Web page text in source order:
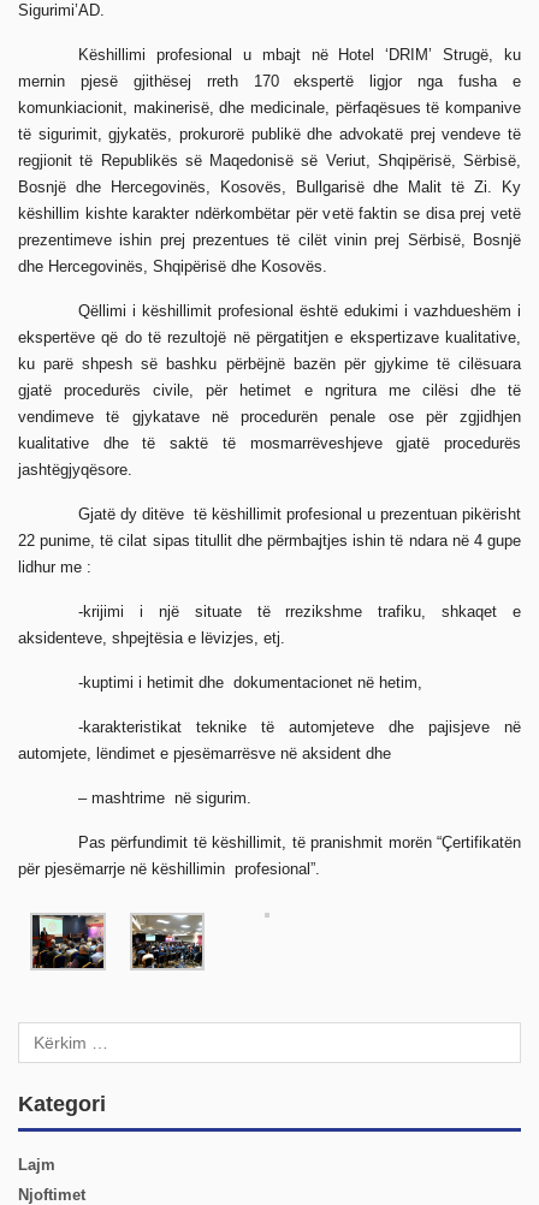
Sigurimi’AD.
Këshillimi profesional u mbajt në Hotel ‘DRIM’ Strugë, ku
mernin pjesë gjithësej rreth 170 ekspertë ligjor nga fusha e
komunkiacionit, makinerisë, dhe medicinale, përfaqësues të kompanive
të sigurimit, gjykatës, prokurorë publikë dhe advokatë prej vendeve të
regjionit të Republikës së Maqedonisë së Veriut, Shqipërisë, Sërbisë,
Bosnjë dhe Hercegovinës, Kosovës, Bullgarisë dhe Malit të Zi. Ky
këshillim kishte karakter ndërkombëtar për vetë faktin se disa prej vetë
prezentimeve ishin prej prezentues të cilët vinin prej Sërbisë, Bosnjë
dhe Hercegovinës, Shqipërisë dhe Kosovës.
Qëllimi i këshillimit profesional është edukimi i vazhdueshëm i
ekspertëve që do të rezultojë në përgatitjen e ekspertizave kualitative,
ku parë shpesh së bashku përbëjnë bazën për gjykime të cilësuara
gjatë procedurës civile, për hetimet e ngritura me cilësi dhe të
vendimeve të gjykatave në procedurën penale ose për zgjidhjen
kualitative dhe të saktë të mosmarrëveshjeve gjatë procedurës
jashtëgjyqësore.
Gjatë dy ditëve të këshillimit profesional u prezentuan pikërisht
22 punime, të cilat sipas titullit dhe përmbajtjes ishin të ndara në 4 gupe
lidhur me :
-krijimi i një situate të rrezikshme trafiku, shkaqet e
aksidenteve, shpejtësia e lëvizjes, etj.
-kuptimi i hetimit dhe dokumentacionet në hetim,
-karakteristikat teknike të automjeteve dhe pajisjeve në
automjete, lëndimet e pjesëmarrësve në aksident dhe
– mashtrime në sigurim.
Pas përfundimit të këshillimit, të pranishmit morën “Çertifikatën
për pjesëmarrje në këshillimin profesional”.
Kategori
Lajm
Njoftimet